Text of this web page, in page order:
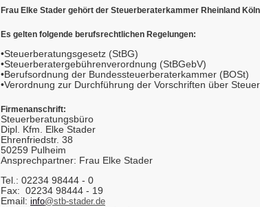
Frau Elke Stader gehört der Steuerberaterkammer Rheinland
Es gelten folgende berufsrechtlichen Regelungen:
•Steuerberatungsgesetz (StBG)
•Steuerberatergebührenverordnung (StBGebV)
•Berufsordnung der Bundessteuerberaterkammer (BOSt)
•Verordnung zur Durchführung der Vorschriften über
Firmenanschrift:
Steuerberatungsbüro
Dipl. Kfm. Elke Stader
Ehrenfriedstr. 38
50259 Pulheim
Ansprechpartner: Frau Elke Stader
Tel.: 02234 98444 - 0
Fax: 02234 98444 - 19
Email: info@stb-stader.de